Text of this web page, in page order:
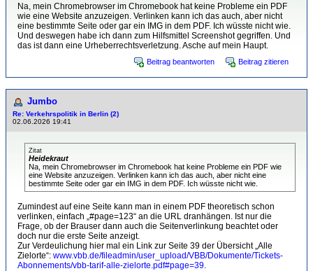
Na, mein Chromebrowser im Chromebook hat keine Probleme ein PDF
wie eine Website anzuzeigen. Verlinken kann ich das auch, aber nicht
eine bestimmte Seite oder gar ein IMG in dem PDF. Ich wüsste nicht wie.
Und deswegen habe ich dann zum Hilfsmittel Screenshot gegriffen. Und
das ist dann eine Urheberrechtsverletzung. Asche auf mein Haupt.
Beitrag beantworten Beitrag zitieren
Jumbo
Re: Verkehrspolitik in Berlin (2)
02.06.2026 19:41
Zitat
Heidekraut
Na, mein Chromebrowser im Chromebook hat keine Probleme ein PDF wie
eine Website anzuzeigen. Verlinken kann ich das auch, aber nicht eine
bestimmte Seite oder gar ein IMG in dem PDF. Ich wüsste nicht wie.
Zumindest auf eine Seite kann man in einem PDF theoretisch schon
verlinken, einfach „#page=123“ an die URL dranhängen. Ist nur die
Frage, ob der Brauser dann auch die Seitenverlinkung beachtet oder
doch nur die erste Seite anzeigt.
Zur Verdeulichung hier mal ein Link zur Seite 39 der Übersicht „Alle
Zielorte“: www.vbb.de/fileadmin/user_upload/VBB/Dokumente/Tickets-
Abonnements/vbb-tarif-alle-zielorte.pdf#page=39.